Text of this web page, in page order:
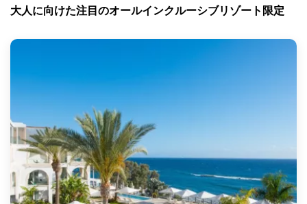
大人に向けた注目のオールインクルーシブリゾート 限定